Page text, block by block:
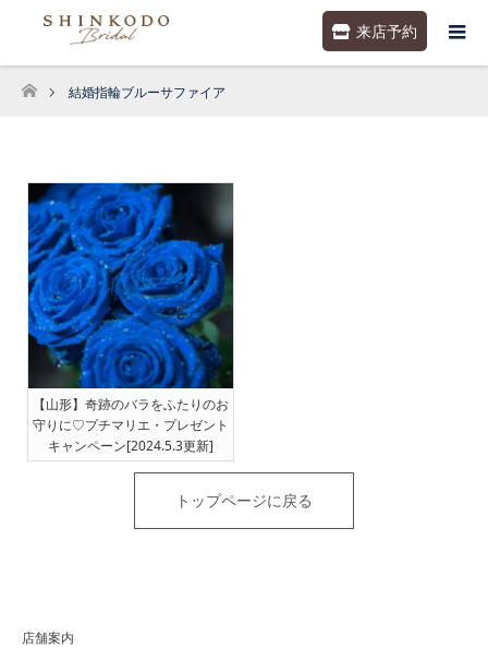
来店予約
ホーム
結婚指輪ブルーサファイア
【山形】奇跡のバラをふたりのお
守りに♡プチマリエ・プレゼント
キャンペーン[2024.5.3更新]
トップページに戻る
店舗案内